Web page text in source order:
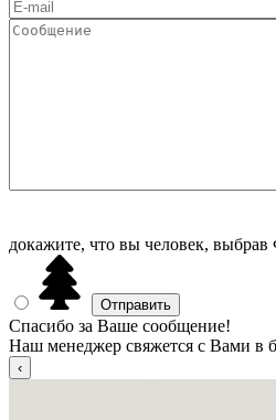
докажите, что вы человек, выбрав
Спасибо за Ваше сообщение!
Наш менеджер свяжется с Вами в